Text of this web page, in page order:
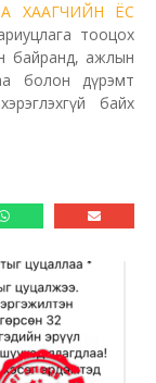
ХААГЧИЙН ЁС
тооцох
байранд, ажлын
болон дүрэмт
байх